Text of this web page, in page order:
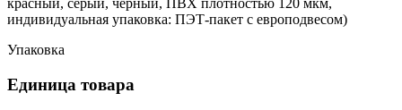
индивидуальная упаковка: ПЭТ-пакет с европодвесом)
Упаковка
Единица товара